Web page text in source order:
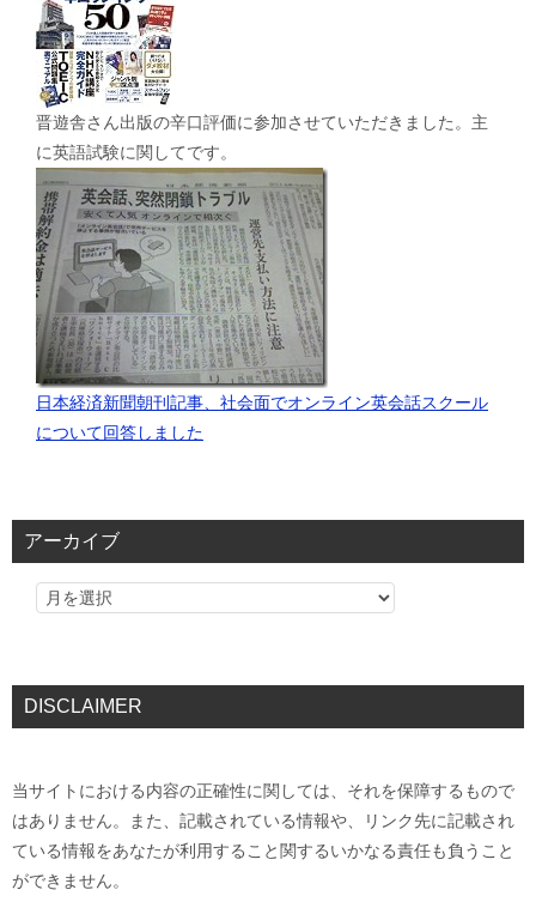
晋遊舎さん出版の辛口評価に参加させていただきました。主
に英語試験に関してです。
日本経済新聞朝刊記事、社会面でオンライン英会話スクール
について回答しました
アーカイブ
DISCLAIMER
当サイトにおける内容の正確性に関しては、それを保障するもので
はありません。また、記載されている情報や、リンク先に記載され
ている情報をあなたが利用すること関するいかなる責任も負うこと
ができません。